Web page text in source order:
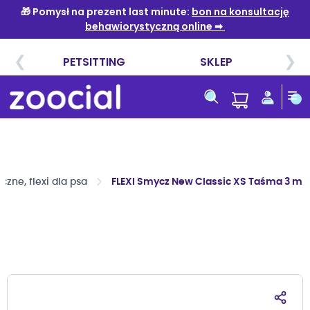
do
treści
flexi dla psa FLEXI Smycz New Classic XS Taśma 3 m
Przejdź